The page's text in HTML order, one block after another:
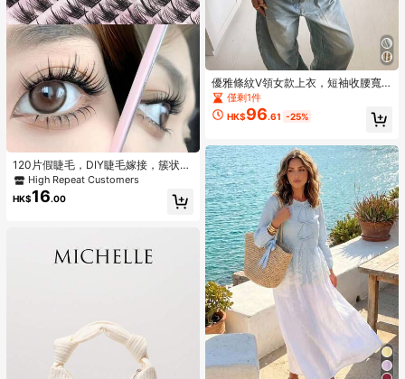
120片假睫毛，DIY睫毛嫁接，簇状假
睫毛，纤细单根睫毛，C/D卷度浓密8
-13毫米蓬松睫毛簇，睫毛簇，单根
假睫毛，假睫毛
High Repeat Customers
HK$16.00
優雅條紋V領女款上衣，短袖收腰寬
鬆短版設計，適合休閒、日常與夏季
度假穿著，棕色
僅剩1件
HK$96.61 -25%